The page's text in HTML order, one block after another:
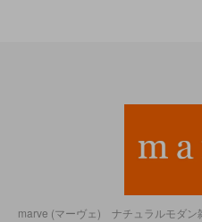
marve (マーヴェ) ナチュラルモダ